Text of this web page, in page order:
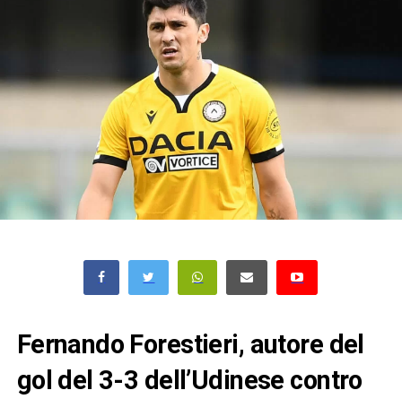
Fernando Forestieri, autore del
gol del 3-3 dell’Udinese contro